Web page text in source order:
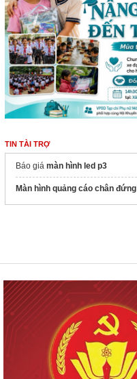
TIN TÀI TRỢ
Báo giá màn hình led p3
Màn hình quảng cáo chân đứng